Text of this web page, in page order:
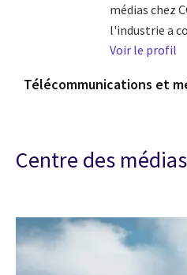
médias chez
l'industrie a
Voir le profil
Télécommunications et
Centre des médias